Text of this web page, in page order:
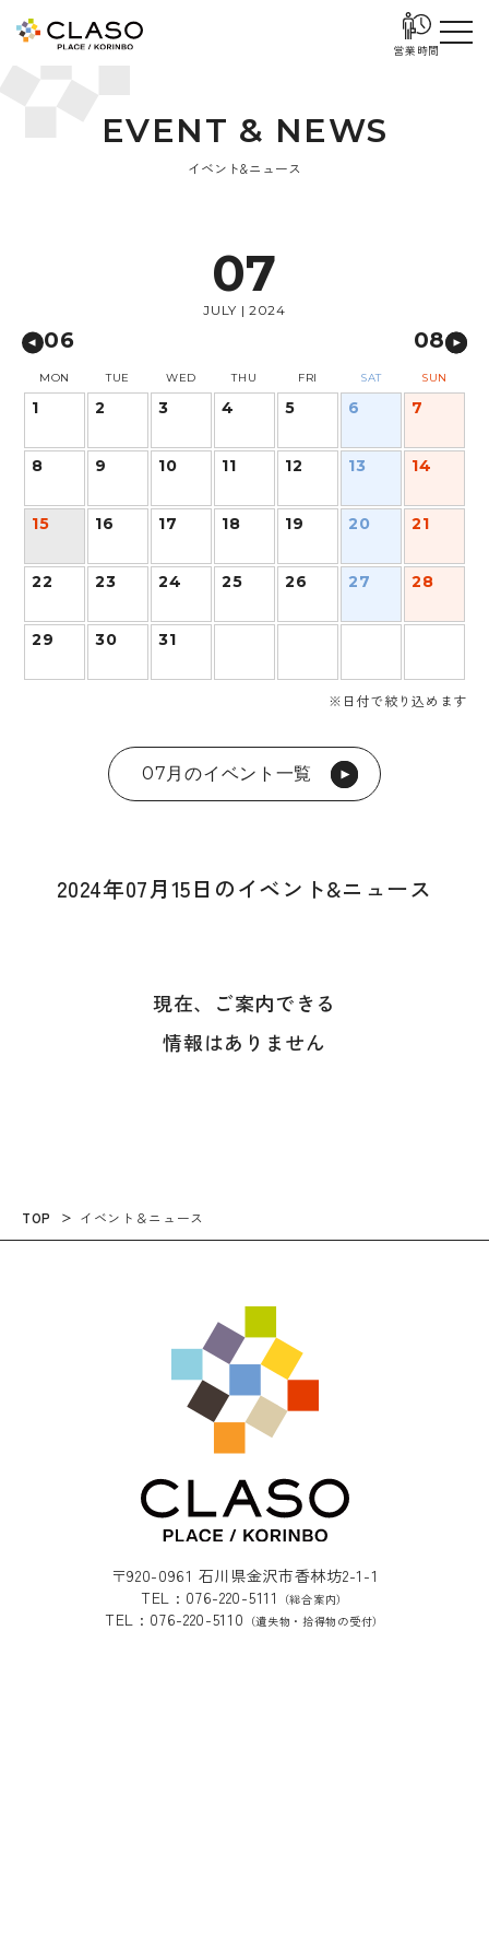
営業時間
EVENT & NEWS
イベント&ニュース
07
JULY | 2024
06 08
MON TUE WED THU FRI SAT SUN
1 2 3 4 5 6 7
8 9 10 11 12 13 14
15 16 17 18 19 20 21
22 23 24 25 26 27 28
29 30 31
※日付で絞り込めます
07月のイベント一覧
2024年07月15日のイベント&ニュース
現在、ご案内できる
情報はありません
TOP イベント＆ニュース
〒920-0961 石川県金沢市香林坊2-1-1
TEL : 076-220-5111
（総合案内）
TEL : 076-220-5110 （遺失物・拾得物の受付）